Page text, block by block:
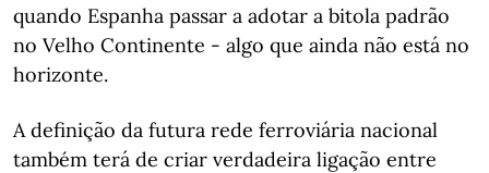
quando Espanha passar a adotar a bitola padrão
no Velho Continente - algo que ainda não está no
horizonte.
A definição da futura rede ferroviária nacional
também terá de criar verdadeira ligação entre